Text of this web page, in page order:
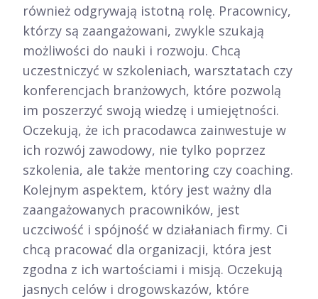
również odgrywają istotną rolę. Pracownicy,
którzy są zaangażowani, zwykle szukają
możliwości do nauki i rozwoju. Chcą
uczestniczyć w szkoleniach, warsztatach czy
konferencjach branżowych, które pozwolą
im poszerzyć swoją wiedzę i umiejętności.
Oczekują, że ich pracodawca zainwestuje w
ich rozwój zawodowy, nie tylko poprzez
szkolenia, ale także mentoring czy coaching.
Kolejnym aspektem, który jest ważny dla
zaangażowanych pracowników, jest
uczciwość i spójność w działaniach firmy. Ci
chcą pracować dla organizacji, która jest
zgodna z ich wartościami i misją. Oczekują
jasnych celów i drogowskazów, które